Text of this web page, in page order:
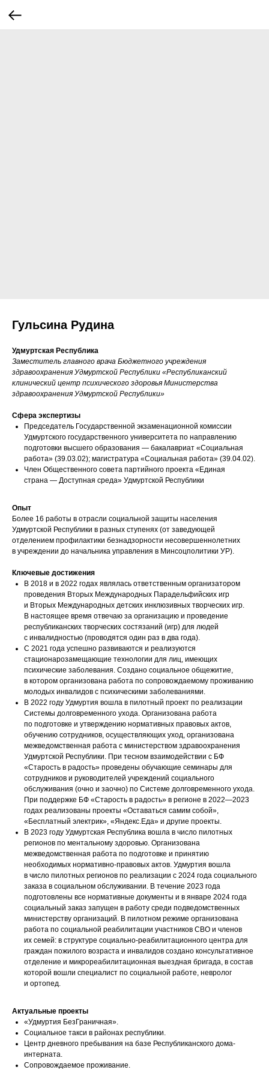
Гульсина Рудина
Удмуртская Республика
Заместитель главного врача Бюджетного учреждения
здравоохранения Удмуртской Республики «Республиканский
клинический центр психического здоровья Министерства
здравоохранения Удмуртской Республики»
Сфера экспертизы
Председатель Государственной экзаменационной комиссии
Удмуртского государственного университета по направлению
подготовки высшего образования — бакалавриат «Социальная
работа» (39.03.02); магистратура «Социальная работа» (39.04.02).
Член Общественного совета партийного проекта «Единая
страна — Доступная среда» Удмуртской Республики
Опыт
Более 16 работы в отрасли социальной защиты населения
Удмуртской Республики в разных ступенях (от заведующей
отделением профилактики безнадзорности несовершеннолетних
в учреждении до начальника управления в Минсоцполитики УР).
Ключевые достижения
В 2018 и в 2022 годах являлась ответственным организатором
проведения Вторых Международных Парадельфийских игр
и Вторых Международных детских инклюзивных творческих игр.
В настоящее время отвечаю за организацию и проведение
республиканских творческих состязаний (игр) для людей
с инвалидностью (проводятся один раз в два года).
С 2021 года успешно развиваются и реализуются
стационарозамещающие технологии для лиц, имеющих
психические заболевания. Создано социальное общежитие,
в котором организована работа по сопровождаемому проживанию
молодых инвалидов с психическими заболеваниями.
В 2022 году Удмуртия вошла в пилотный проект по реализации
Системы долговременного ухода. Организована работа
по подготовке и утверждению нормативных правовых актов,
обучению сотрудников, осуществляющих уход, организована
межведомственная работа с министерством здравоохранения
Удмуртской Республики. При тесном взаимодействии с БФ
«Старость в радость» проведены обучающие семинары для
сотрудников и руководителей учреждений социального
обслуживания (очно и заочно) по Системе долговременного ухода.
При поддержке БФ «Старость в радость» в регионе в 2022—2023
годах реализованы проекты «Оставаться самим собой»,
«Бесплатный электрик», «Яндекс.Еда» и другие проекты.
В 2023 году Удмуртская Республика вошла в число пилотных
регионов по ментальному здоровью. Организована
межведомственная работа по подготовке и принятию
необходимых нормативно-правовых актов. Удмуртия вошла
в число пилотных регионов по реализации с 2024 года социального
заказа в социальном обслуживании. В течение 2023 года
подготовлены все нормативные документы и в январе 2024 года
социальный заказ запущен в работу среди подведомственных
министерству организаций. В пилотном режиме организована
работа по социальной реабилитации участников СВО и членов
их семей: в структуре социально-реабилитационного центра для
граждан пожилого возраста и инвалидов создано консультативное
отделение и микрореабилитационная выездная бригада, в состав
которой вошли специалист по социальной работе, невролог
и ортопед.
Актуальные проекты
«Удмуртия БезГраничная».
Социальное такси в районах республики.
Центр дневного пребывания на базе Республиканского дома-
интерната.
Сопровождаемое проживание.